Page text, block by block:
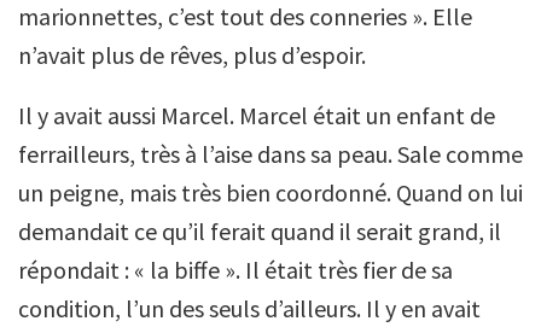
marionnettes, c’est tout des conneries ». Elle
n’avait plus de rêves, plus d’espoir.
Il y avait aussi Marcel. Marcel était un enfant de
ferrailleurs, très à l’aise dans sa peau. Sale comme
un peigne, mais très bien coordonné. Quand on lui
demandait ce qu’il ferait quand il serait grand, il
répondait : « la biffe ». Il était très fier de sa
condition, l’un des seuls d’ailleurs. Il y en avait